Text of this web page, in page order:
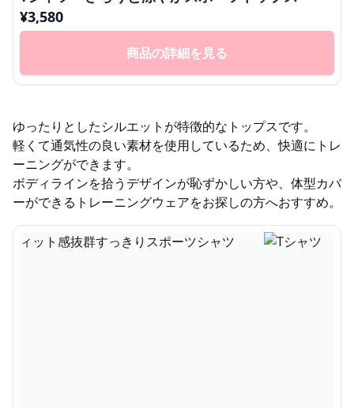
¥3,580
商品の詳細を見る
ゆったりとしたシルエットが特徴的なトップスです。
軽くて通気性の良い素材を使用しているため、快適にトレ
ーニングができます。
ボディラインを拾うデザインが恥ずかしい方や、体型カバ
ーができるトレーニングウェアをお探しの方へおすすめ。